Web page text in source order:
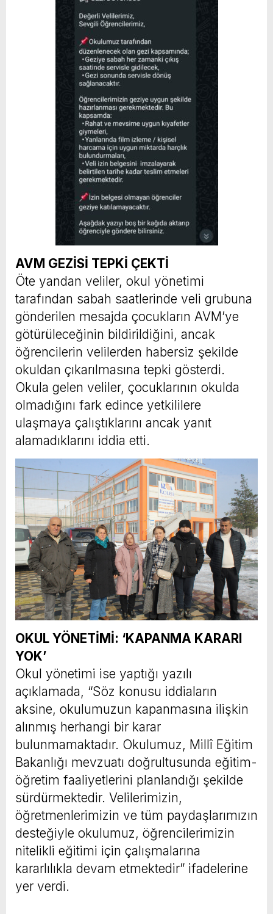
AVM GEZİSİ TEPKİ ÇEKTİ
Öte yandan veliler, okul yönetimi
tarafından sabah saatlerinde veli grubuna
gönderilen mesajda çocukların AVM’ye
götürüleceğinin bildirildiğini, ancak
öğrencilerin velilerden habersiz şekilde
okuldan çıkarılmasına tepki gösterdi.
Okula gelen veliler, çocuklarının okulda
olmadığını fark edince yetkililere
ulaşmaya çalıştıklarını ancak yanıt
alamadıklarını iddia etti.
OKUL YÖNETİMİ: ‘KAPANMA KARARI
YOK’
Okul yönetimi ise yaptığı yazılı
açıklamada, “Söz konusu iddiaların
aksine, okulumuzun kapanmasına ilişkin
alınmış herhangi bir karar
bulunmamaktadır. Okulumuz, Millî Eğitim
Bakanlığı mevzuatı doğrultusunda eğitim-
öğretim faaliyetlerini planlandığı şekilde
sürdürmektedir. Velilerimizin,
öğretmenlerimizin ve tüm paydaşlarımızın
desteğiyle okulumuz, öğrencilerimizin
nitelikli eğitimi için çalışmalarına
kararlılıkla devam etmektedir” ifadelerine
yer verdi.